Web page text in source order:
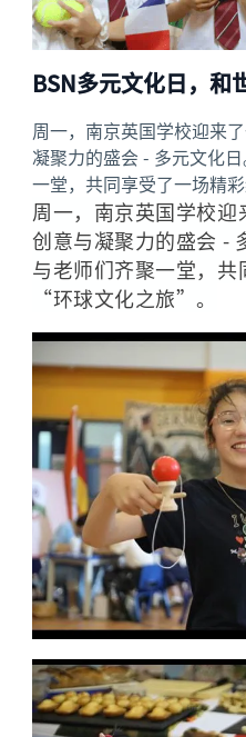
BSN多元文化日，和
周一，南京英国学校迎来
凝聚力的盛会 - 多元文化
一堂，共同享受了一场精
周一，南京英国学校迎
创意与凝聚力的盛会 -
与老师们齐聚一堂，
“环球文化之旅”。